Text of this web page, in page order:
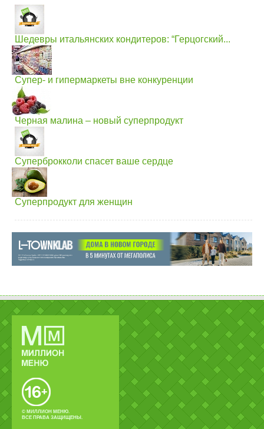
Шедевры итальянских кондитеров: “Герцогский...
Супер- и гипермаркеты вне конкуренции
Черная малина – новый суперпродукт
Суперброкколи спасет ваше сердце
Суперпродукт для женщин
© МИЛЛИОН МЕНЮ.
ВСЕ ПРАВА ЗАЩИЩЕНЫ.